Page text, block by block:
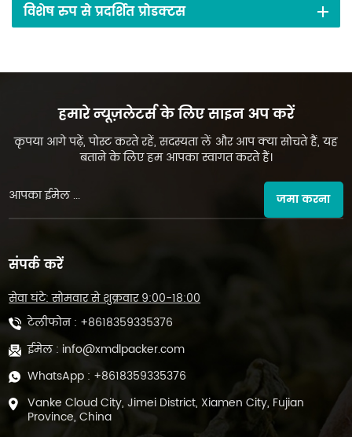
विशेष रुप से प्रदर्शित प्रोडक्टस
हमारे न्यूज़लेटर्स के लिए साइन अप करें
कृपया आगे पढ़ें, पोस्ट करते रहें, सदस्यता लें और आप क्या सोचते हैं, यह
बताने के लिए हम आपका स्वागत करते हैं।
जमा करना
संपर्क करें
सेवा घंटे: सोमवार से शुक्रवार 9:00-18:00
टेलीफोन : +8618359335376
ईमेल : info@xmdlpacker.com
WhatsApp : +8618359335376
Vanke Cloud City, Jimei District, Xiamen City, Fujian
Province, China